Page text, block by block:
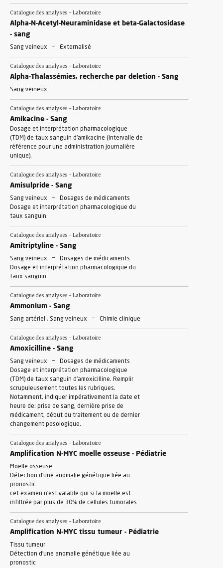
Catalogue des analyses - Laboratoire
Alpha-N-Acetyl-Neuraminidase et beta-Galactosidase
- sang
Sang veineux - Externalisé
Catalogue des analyses - Laboratoire
Alpha-Thalassémies, recherche par deletion - Sang
Sang veineux
Catalogue des analyses - Laboratoire
Amikacine - Sang
Dosage et interprétation pharmacologique
(TDM) de taux sanguin d'amikacine (intervalle de
référence pour une administration journalière
unique).
Catalogue des analyses - Laboratoire
Amisulpride - Sang
Sang veineux -
Dosages de médicaments
Dosage et interprétation pharmacologique du
taux sanguin
Catalogue des analyses - Laboratoire
Amitriptyline - Sang
Sang veineux -
Dosages de médicaments
Dosage et interprétation pharmacologique du
taux sanguin
Catalogue des analyses - Laboratoire
Ammonium - Sang
Sang artériel , Sang veineux - Chimie clinique
Catalogue des analyses - Laboratoire
Amoxicilline - Sang
Sang veineux -
Dosages de médicaments
Dosage et interprétation pharmacologique
(TDM) de taux sanguin d'amoxicilline. Remplir
scrupuleusement toutes les rubriques.
Notamment, indiquer impérativement la date et
heure de: prise de sang, dernière prise de
médicament, début du traitement ou de dernier
changement posologique.
Catalogue des analyses - Laboratoire
Amplification N-MYC moelle osseuse - Pédiatrie
Moelle osseuse
Détection d'une anomalie génétique liée au
pronostic
cet examen n'est valable qui si la moelle est
infiltrée par plus de 30% de cellules tumorales
Catalogue des analyses - Laboratoire
Amplification N-MYC tissu tumeur - Pédiatrie
Tissu tumeur
Détection d'une anomalie génétique liée au
pronostic